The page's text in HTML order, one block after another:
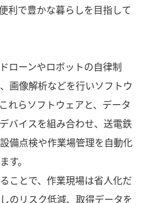
利で豊かな暮らしを目指して
ローンやロボットの自律制
画像解析などを行いソフトウ
れらソフトウェアと、データ
バイスを組み合わせ、送電鉄
備点検や作業場管理を自動化
す。
ことで、作業現場は省人化だ
のリスク低減、取得データを